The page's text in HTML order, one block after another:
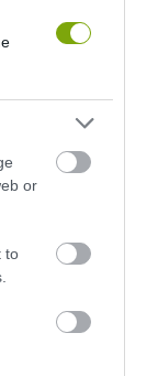
or
toCSAK ÉPPEN NEM
A RÁKOT